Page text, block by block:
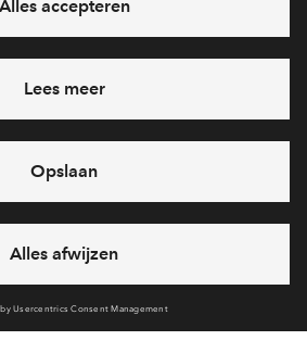
ik wil mij aanmelden
je direct antwoord? Bel ons op
71 22 660
feestdagen)
zijn we vanaf
09:00 uur weer
bereikbaar